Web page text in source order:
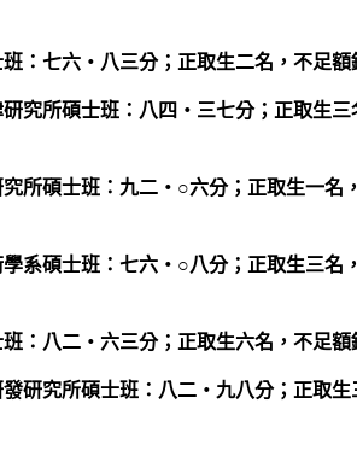
：七六‧八三分；正取生二名，不足額
究所碩士班：八四‧三七分；正取生三
所碩士班：九二‧○六分；正取生一名
系碩士班：七六‧○八分；正取生三名
：八二‧六三分；正取生六名，不足額
研究所碩士班：八二‧九八分；正取生